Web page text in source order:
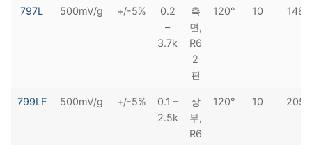
797L 500mV/g +/-5%
0.2
–
3.7k
측
면,
R6
2
핀
120° 10 148
799LF 500mV/g +/-5%
0.1 –
2.5k
상
부,
R6
120° 10 205